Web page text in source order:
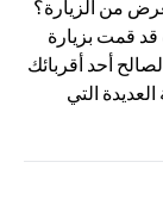
من الزيارة؟
قد قمت بزيارة
أحد أقربائك
التي